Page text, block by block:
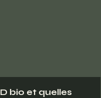
bio et quelles